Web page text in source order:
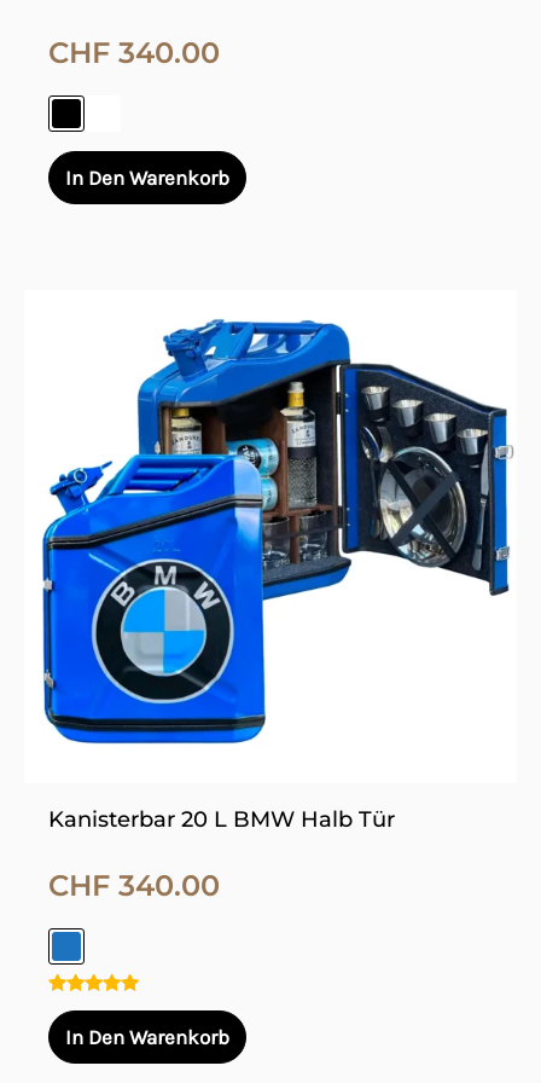
CHF 340.00
In Den Warenkorb
Kanisterbar 20 L BMW Halb Tür
CHF 340.00
Bewertet
mit
5.00
von 5
In Den Warenkorb
Produkt
weist
mehrere
Varianten
auf.
Die
Optionen
können
auf
der
Produktseite